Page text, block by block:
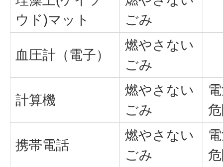
ウド)マット
ごみ
血圧計（電子）
燃やさない
ごみ
計算機
燃やさない
ごみ
携帯電話
燃やさない
ごみ